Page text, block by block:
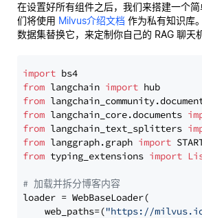
在设置好所有组件之后，我们来搭建一个
们将使用 Milvus介绍文档 作为私有知识库
数据集替换它，来定制你自己的 RAG 聊天
import
from langchain import
from
from langchain_core.documents
from langchain_text_splitters
from langgraph.graph import
from typing_extensions import
# 加载并拆分博客内容
loader = WebBaseLoader(
    web_paths=(
"https://milvus.io/